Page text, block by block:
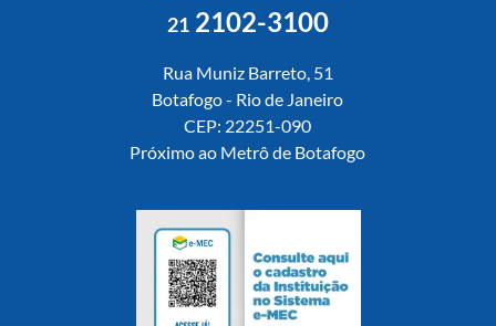
212102-3100
Rua Muniz Barreto, 51
Botafogo - Rio de Janeiro
CEP: 22251-090
Próximo ao Metrô de Botafogo